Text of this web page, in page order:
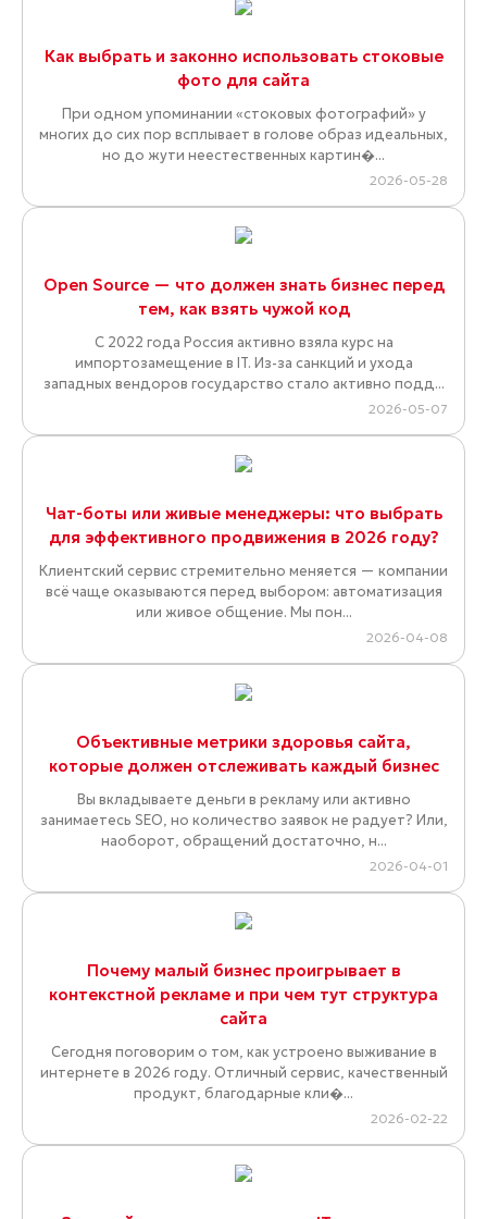
Как выбрать и законно использовать стоковые
фото для сайта
При одном упоминании «стоковых фотографий» у
многих до сих пор всплывает в голове образ идеальных,
но до жути неестественных картин�...
2026-05-28
Open Source — что должен знать бизнес перед
тем, как взять чужой код
С 2022 года Россия активно взяла курс на
импортозамещение в IT. Из-за санкций и ухода
западных вендоров государство стало активно подд...
2026-05-07
Чат-боты или живые менеджеры: что выбрать
для эффективного продвижения в 2026 году?
Клиентский сервис стремительно меняется — компании
всё чаще оказываются перед выбором: автоматизация
или живое общение. Мы пон...
2026-04-08
Объективные метрики здоровья сайта,
которые должен отслеживать каждый бизнес
Вы вкладываете деньги в рекламу или активно
занимаетесь SEO, но количество заявок не радует? Или,
наоборот, обращений достаточно, н...
2026-04-01
Почему малый бизнес проигрывает в
контекстной рекламе и при чем тут структура
сайта
Сегодня поговорим о том, как устроено выживание в
интернете в 2026 году. Отличный сервис, качественный
продукт, благодарные кли�...
2026-02-22